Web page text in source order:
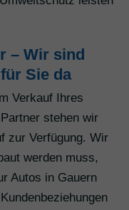
– Wir sind
Sie da
Verkauf Ihres
stehen wir
zur Verfügung. Wir
werden muss,
Autos in Gauern